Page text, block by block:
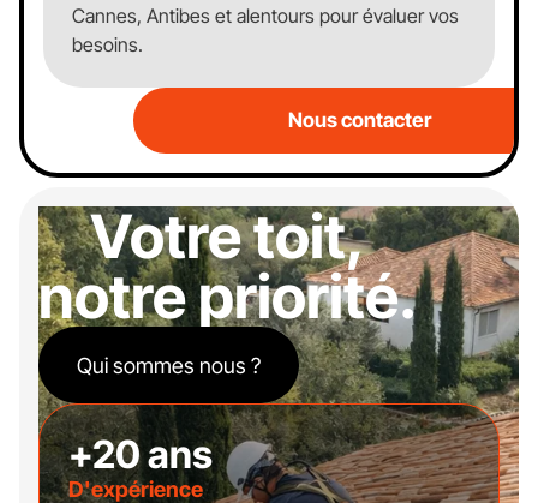
Cannes, Antibes et alentours pour évaluer vos
besoins.
Nous contacter
Votre toit,
notre priorité.
Qui sommes nous ?
+20 ans
D'expérience